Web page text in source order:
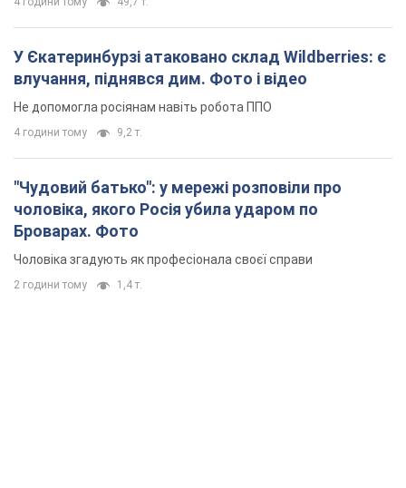
У Єкатеринбурзі атаковано склад Wildberries: є
влучання, піднявся дим. Фото і відео
Не допомогла росіянам навіть робота ППО
4 години тому 9,2 т.
"Чудовий батько": у мережі розповіли про
чоловіка, якого Росія убила ударом по
Броварах. Фото
Чоловіка згадують як професіонала своєї справи
2 години тому 1,4 т.